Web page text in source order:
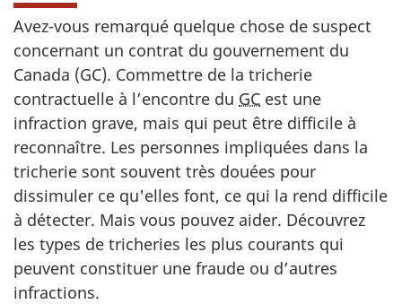
Avez-vous remarqué quelque chose de suspect
concernant un contrat du gouvernement du
Canada (GC). Commettre de la tricherie
contractuelle à l’encontre du GC est une
infraction grave, mais qui peut être difficile à
reconnaître. Les personnes impliquées dans la
tricherie sont souvent très douées pour
dissimuler ce qu'elles font, ce qui la rend difficile
à détecter. Mais vous pouvez aider. Découvrez
les types de tricheries les plus courants qui
peuvent constituer une fraude ou d’autres
infractions.